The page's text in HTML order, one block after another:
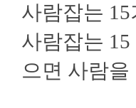
사람잡는 15
사람잡는
으면 사람